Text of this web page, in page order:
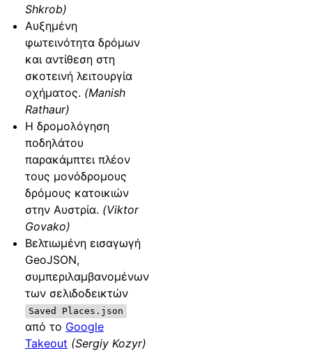
Shkrob)
Αυξημένη
φωτεινότητα δρόμων
και αντίθεση στη
σκοτεινή λειτουργία
οχήματος. (Manish
Rathaur)
Η δρομολόγηση
ποδηλάτου
παρακάμπτει πλέον
τους μονόδρομους
δρόμους κατοικιών
στην Αυστρία. (Viktor
Govako)
Βελτιωμένη εισαγωγή
GeoJSON,
συμπεριλαμβανομένων
των σελιδοδεικτών
Saved Places.json
από το Google
Takeout (Sergiy Kozyr)